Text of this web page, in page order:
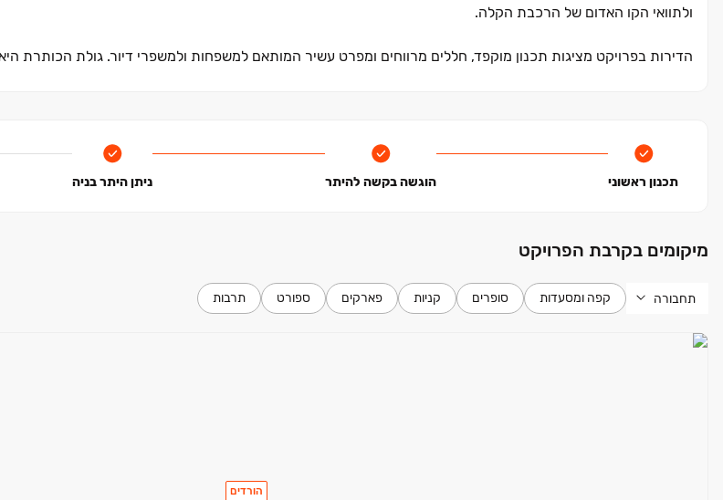
ולתוואי הקו האדום של הרכבת הקלה.
הדירות בפרויקט מציגות תכנון מוקפד, חללים מרווחים ומפרט עשיר המותאם למשפחות ולמשפרי דיור. גולת הכותרת
תכנון ראשוני הוגשה בקשה להיתר ניתן היתר בניה
מיקומים בקרבת הפרויקט
תחבורה קפה ומסעדות סופרים קניות פארקים ספורט תרבות
הורדים